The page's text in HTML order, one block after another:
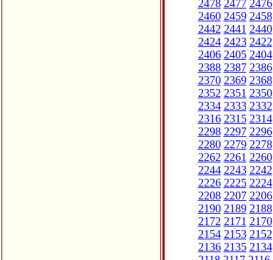
2478 2477 2476
2460 2459 2458
2442 2441 2440
2424 2423 2422
2406 2405 2404
2388 2387 2386
2370 2369 2368
2352 2351 2350
2334 2333 2332
2316 2315 2314
2298 2297 2296
2280 2279 2278
2262 2261 2260
2244 2243 2242
2226 2225 2224
2208 2207 2206
2190 2189 2188
2172 2171 2170
2154 2153 2152
2136 2135 2134